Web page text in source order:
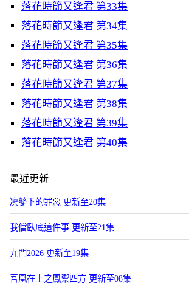
落花時節又逢君 第33集
落花時節又逢君 第34集
落花時節又逢君 第35集
落花時節又逢君 第36集
落花時節又逢君 第37集
落花時節又逢君 第38集
落花時節又逢君 第39集
落花時節又逢君 第40集
最近更新
凜鼕下的罪惡 更新至20集
我儅臥底這件事 更新至21集
九門2026 更新至19集
吾凰在上之鳳禦四方 更新至08集